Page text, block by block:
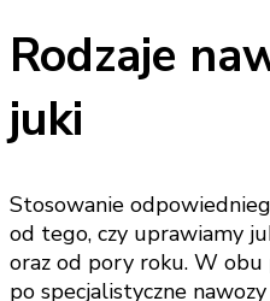
Rodzaje
juki
Stosowanie
od tego, czy uprawiamy
oraz od pory roku. W
po specjalistyczne